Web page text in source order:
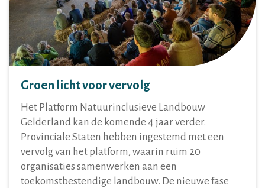
Groen licht voor vervolg
Het Platform Natuurinclusieve Landbouw
Gelderland kan de komende 4 jaar verder.
Provinciale Staten hebben ingestemd met een
vervolg van het platform, waarin ruim 20
organisaties samenwerken aan een
toekomstbestendige landbouw. De nieuwe fase